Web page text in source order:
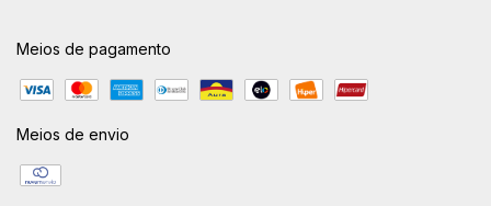
Meios de pagamento
Meios de envio